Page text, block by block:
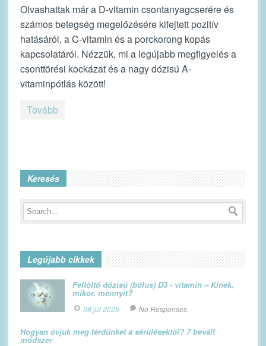
Olvashattak már a D-vitamin csontanyagcserére és
számos betegség megelőzésére kifejtett pozitív
hatásáról, a C-vitamin és a porckorong kopás
kapcsolatáról. Nézzük, mi a legújabb megfigyelés a
csonttörési kockázat és a nagy dózisú A-
vitaminpótlás között!
Tovább
Keresés
Legújabb cikkek
Feltöltő dózisú (bólus) D3 - vitamin – Kinek,
mikor, mennyit?
08 júl 2025 No Responses.
Hogyan óvjuk meg térdünket a sérülésektől? 7 bevált
módszer